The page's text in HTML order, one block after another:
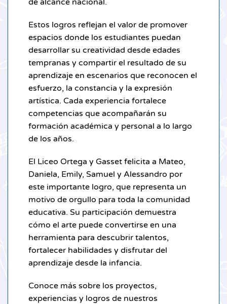
de alcance nacional.
Estos logros reflejan el valor de promover
espacios donde los estudiantes puedan
desarrollar su creatividad desde edades
tempranas y compartir el resultado de su
aprendizaje en escenarios que reconocen el
esfuerzo, la constancia y la expresión
artística. Cada experiencia fortalece
competencias que acompañarán su
formación académica y personal a lo largo
de los años.
El Liceo Ortega y Gasset felicita a Mateo,
Daniela, Emily, Samuel y Alessandro por
este importante logro, que representa un
motivo de orgullo para toda la comunidad
educativa. Su participación demuestra
cómo el arte puede convertirse en una
herramienta para descubrir talentos,
fortalecer habilidades y disfrutar del
aprendizaje desde la infancia.
Conoce más sobre los proyectos,
experiencias y logros de nuestros